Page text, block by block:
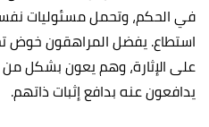
في الحكم، وتحمل مسئوليات
استطاع. يفضل المراهقون خوض
على الإثارة، وهم يعون بشكل
يدافعون عنه بدافع إثبات ذاتهم.